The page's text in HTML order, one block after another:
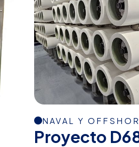
NAVAL Y
Proyecto